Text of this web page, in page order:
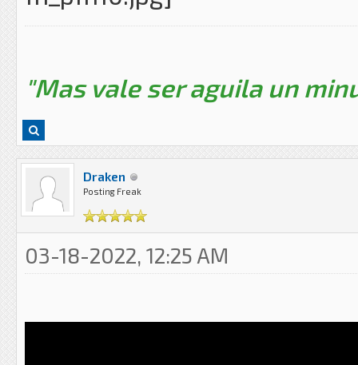
"Mas vale ser aguila un
Draken
Posting Freak
03-18-2022, 12:25 AM